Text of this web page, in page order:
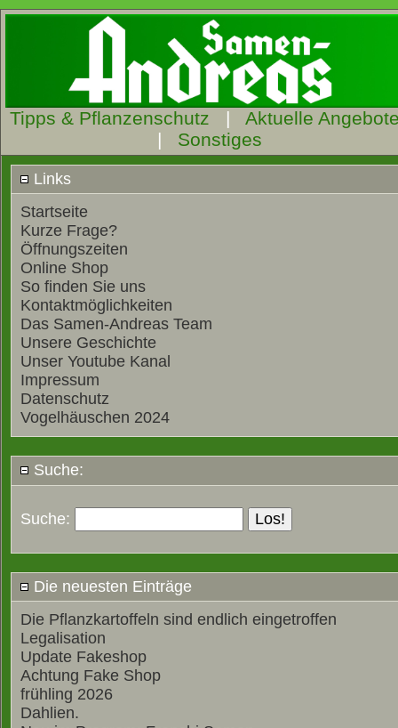
Tipps & Pflanzenschutz | Aktuelle
| Sonstiges
Links
Startseite
Kurze Frage?
Öffnungszeiten
Online Shop
So finden Sie uns
Kontaktmöglichkeiten
Das Samen-Andreas Team
Unsere Geschichte
Unser Youtube Kanal
Impressum
Datenschutz
Vogelhäuschen 2024
Suche:
Suche:
Die neuesten Einträge
Die Pflanzkartoffeln sind endlich eingetroffen
Legalisation
Update Fakeshop
Achtung Fake Shop
frühling 2026
Dahlien.